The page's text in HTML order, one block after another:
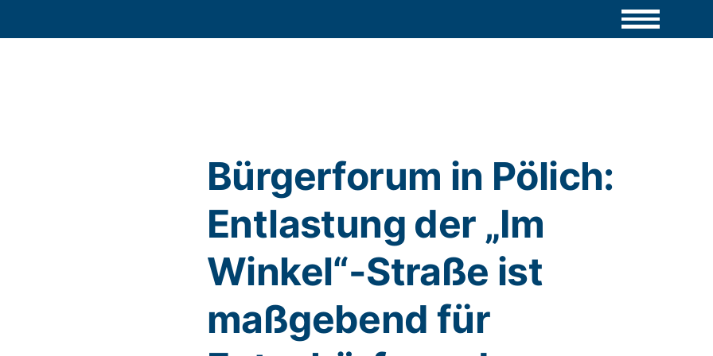
Bürgerforum in Pölich:
Entlastung der „Im
Winkel“-Straße ist
maßgebend für